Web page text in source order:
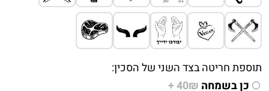
תוספת חריטה בצד השני של הסכין:
כן בשמחה 40₪ +